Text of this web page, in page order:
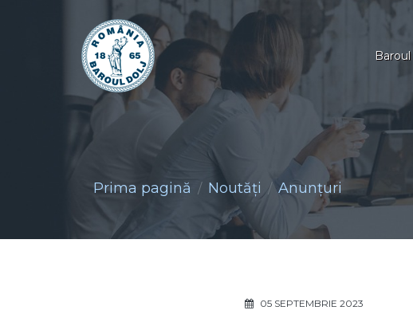
Prima pagină Noutăţi Anunţuri
05 SEPTEMBRIE 2023